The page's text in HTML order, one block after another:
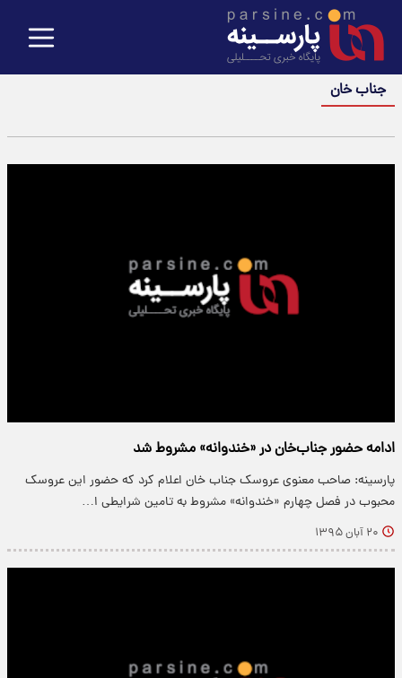
جناب خان
ادامه حضور جناب‌خان در «خندوانه» مشروط شد
پارسینه: صاحب معنوی عروسک جناب خان اعلام کرد که حضور این عروسک
محبوب در فصل چهارم «خندوانه» مشروط به تامین شرایطی ا…
۲۰ آبان ۱۳۹۵